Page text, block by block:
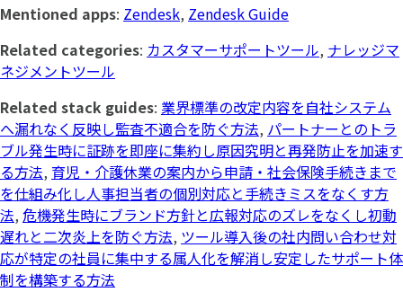
Mentioned apps: Zendesk, Zendesk Guide
Related categories: カスタマーサポートツール, ナレッジマ
ネジメントツール
Related stack guides: 業界標準の改定内容を自社システム
へ漏れなく反映し監査不適合を防ぐ方法, パートナーとのトラ
ブル発生時に証跡を即座に集約し原因究明と再発防止を加速す
る方法, 育児・介護休業の案内から申請・社会保険手続きまで
を仕組み化し人事担当者の個別対応と手続きミスをなくす方
法, 危機発生時にブランド方針と広報対応のズレをなくし初動
遅れと二次炎上を防ぐ方法, ツール導入後の社内問い合わせ対
応が特定の社員に集中する属人化を解消し安定したサポート体
制を構築する方法